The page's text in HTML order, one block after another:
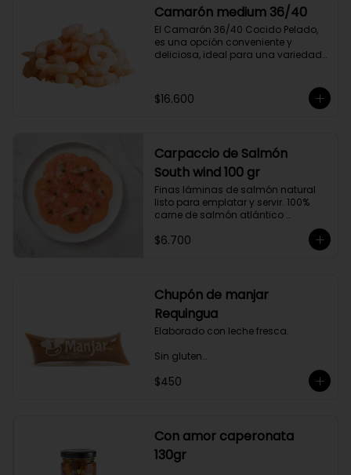
Lo diseñamos intencionalmente
para resaltar la intensidad y
generar una gran sinergia si se
añade leche. Se trata de un Blend
con un rico sabor achocolatado.
Camarón medium 36/40
El Camarón 36/40 Cocido Pelado,
es una opción conveniente y
deliciosa, ideal para una variedad
camarones son perfectos para
ensaladas, pastas, arroces y
Ricos en proteínas y listos para
comer, son una opción rápida y
nutritiva que añade un toque
gourmet a tus comidas.
$16.600
Carpaccio de Salmón
South wind 100 gr
Finas láminas de salmón natural
listo para emplatar y servir. 100%
carne de salmón atlántico
Producto sellado al vacío y
congelado.
$6.700
Chupón de manjar
Requingua
Elaborado con leche fresca.
Sin gluten
Sin Saborizantes
$450
Con amor caperonata
130gr